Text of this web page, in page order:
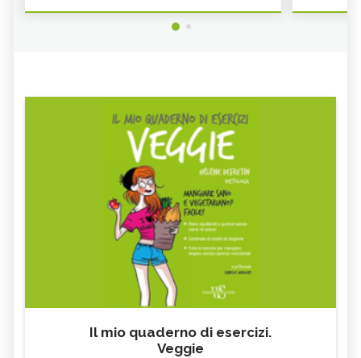
Il mio quaderno di esercizi.
Veggie